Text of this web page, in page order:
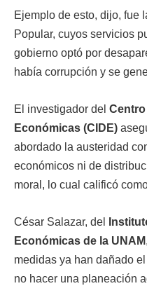
Ejemplo de esto, dijo, fue
Popular, cuyos servicios
gobierno optó por
había corrupción y se
El investigador del
Económicas (CIDE)
abordado la austeridad
económicos ni de
moral, lo cual calificó
César Salazar, del
Económicas de la UNAM
medidas ya han dañado
no hacer una planeación